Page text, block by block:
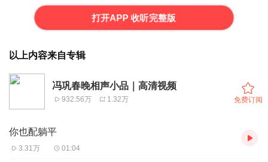
打开APP 收听完整版
以上内容来自专辑
冯巩春晚相声小品｜高清视频
932.56万 1.32万 免费订阅
你也配躺平
3.31万 01:04